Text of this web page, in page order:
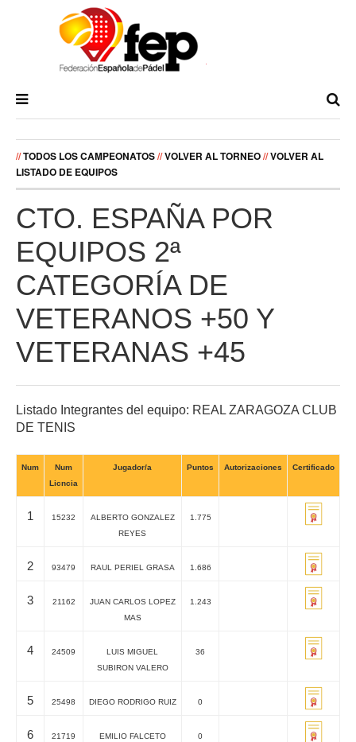
//TODOS LOS CAMPEONATOS//VOLVER AL TORNEO//VOLVER AL
LISTADO DE EQUIPOS
CTO. ESPAÑA POR
EQUIPOS 2ª
CATEGORÍA DE
VETERANOS +50 Y
VETERANAS +45
Listado Integrantes del equipo: REAL ZARAGOZA CLUB
DE TENIS
Num
Num
Licncia
Jugador/a Puntos Autorizaciones Certificado
1 15232
ALBERTO GONZALEZ
REYES
1.775
2 93479 RAUL PERIEL GRASA 1.686
3 21162
JUAN CARLOS LOPEZ
MAS
1.243
4 24509
LUIS MIGUEL
SUBIRON VALERO
36
5 25498 DIEGO RODRIGO RUIZ 0
6 21719
EMILIO FALCETO
0